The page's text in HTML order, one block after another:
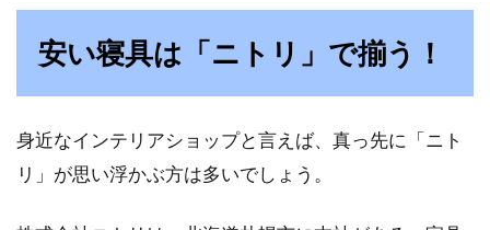
えたいと思っている人は多いのではないでしょ
布団クリーナーと温風でベッドのダ
ニを退治！その方法とは？
安い寝具は「ニトリ」で揃う！
身近なインテリアショップと言えば、真っ先に「ニト
リ」が思い浮かぶ方は多いでしょう。